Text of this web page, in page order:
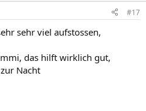
#17
sehr viel aufstossen,
das hilft wirklich gut,
Nacht